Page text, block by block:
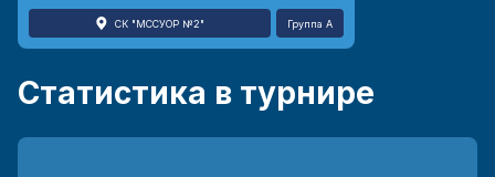
СК "МССУОР №2" Группа А
Статистика в турнире